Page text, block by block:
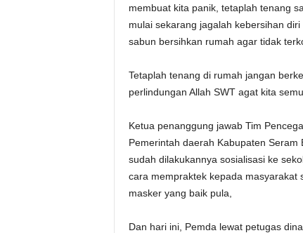
membuat kita panik, tetaplah tenang
mulai sekarang jagalah kebersihan
sabun bersihkan rumah agar tidak
Tetaplah tenang di rumah jangan
perlindungan Allah SWT agat kita
Ketua penanggung jawab Tim
Pemerintah daerah Kabupaten
sudah dilakukannya sosialisasi ke
cara mempraktek kepada masyarakat
masker yang baik pula,
Dan hari ini, Pemda lewat petugas